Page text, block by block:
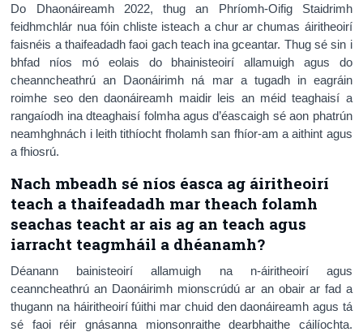
Do Dhaonáireamh 2022, thug an Phríomh-Oifig Staidrimh
feidhmchlár nua fóin chliste isteach a chur ar chumas áiritheoirí
faisnéis a thaifeadadh faoi gach teach ina gceantar. Thug sé sin i
bhfad níos mó eolais do bhainisteoirí allamuigh agus do
cheanncheathrú an Daonáirimh ná mar a tugadh in eagráin
roimhe seo den daonáireamh maidir leis an méid teaghaisí a
rangaíodh ina dteaghaisí folmha agus d’éascaigh sé aon phatrún
neamhghnách i leith tithíocht fholamh san fhíor-am a aithint agus
a fhiosrú.
Nach mbeadh sé níos éasca ag áiritheoirí
teach a thaifeadadh mar theach folamh
seachas teacht ar ais ag an teach agus
iarracht teagmháil a dhéanamh?
Déanann bainisteoirí allamuigh na n-áiritheoirí agus
ceanncheathrú an Daonáirimh mionscrúdú ar an obair ar fad a
thugann na háiritheoirí fúithi mar chuid den daonáireamh agus tá
sé faoi réir gnásanna mionsonraithe dearbhaithe cáilíochta.